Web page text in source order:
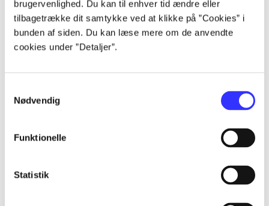
brugervenlighed. Du kan til enhver tid ændre eller
tilbagetrække dit samtykke ved at klikke på ”Cookies” i
bunden af siden. Du kan læse mere om de anvendte
cookies under ”Detaljer”.
Nødvendig
Funktionelle
Statistik
...